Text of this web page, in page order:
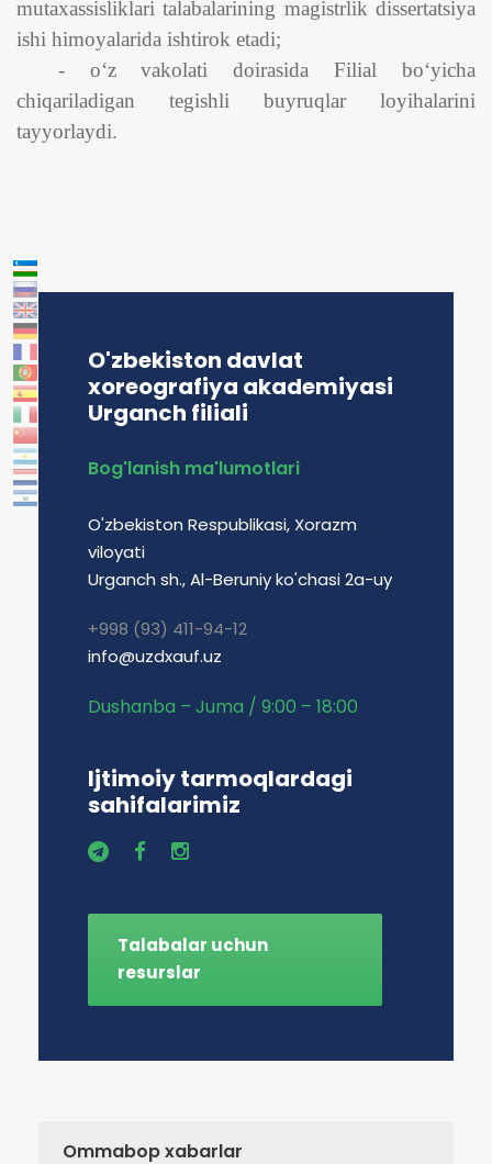
mutaxassisliklari talabalarining magistrlik dissertatsiya
ishi himoyalarida ishtirok etadi;
- o‘z vakolati doirasida Filial bo‘yicha
chiqariladigan tegishli buyruqlar loyihalarini
tayyorlaydi.
O'zbekiston davlat
xoreografiya akademiyasi
Urganch filiali
Bog'lanish ma'lumotlari
O'zbekiston Respublikasi, Xorazm
viloyati
Urganch sh., Al-Beruniy ko'chasi 2a-uy
+998 (93) 411-94-12
info@uzdxauf.uz
Dushanba – Juma / 9:00 – 18:00
Ijtimoiy tarmoqlardagi
sahifalarimiz
Talabalar uchun
resurslar
Ommabop xabarlar